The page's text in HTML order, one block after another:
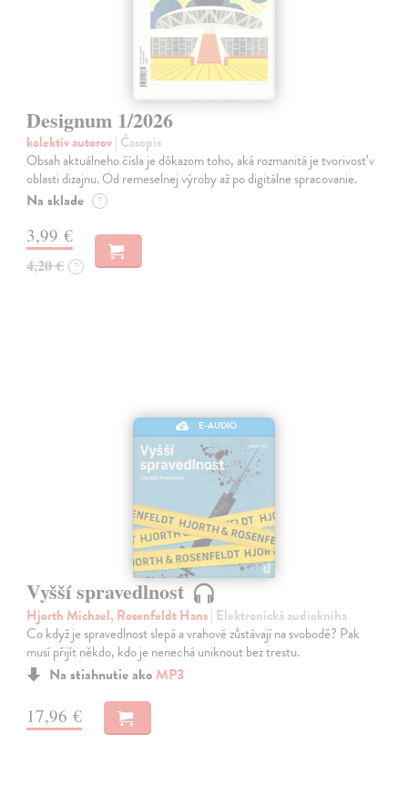
Designum 1/2026
kolektív autorov| Časopis
Obsah aktuálneho čísla je dôkazom toho, aká rozmanitá je tvorivosť v
oblasti dizajnu. Od remeselnej výroby až po digitálne spracovanie.
Na sklade ?
3,99 €
4,20 € ?
E-AUDIO
Vyšší spravedlnost
Hjorth Michael, Rosenfeldt Hans| Elektronická audiokniha
Co když je spravedlnost slepá a vrahové zůstávají na svobodě? Pak
musí přijít někdo, kdo je nenechá uniknout bez trestu.
Na stiahnutie ako MP3
17,96 €